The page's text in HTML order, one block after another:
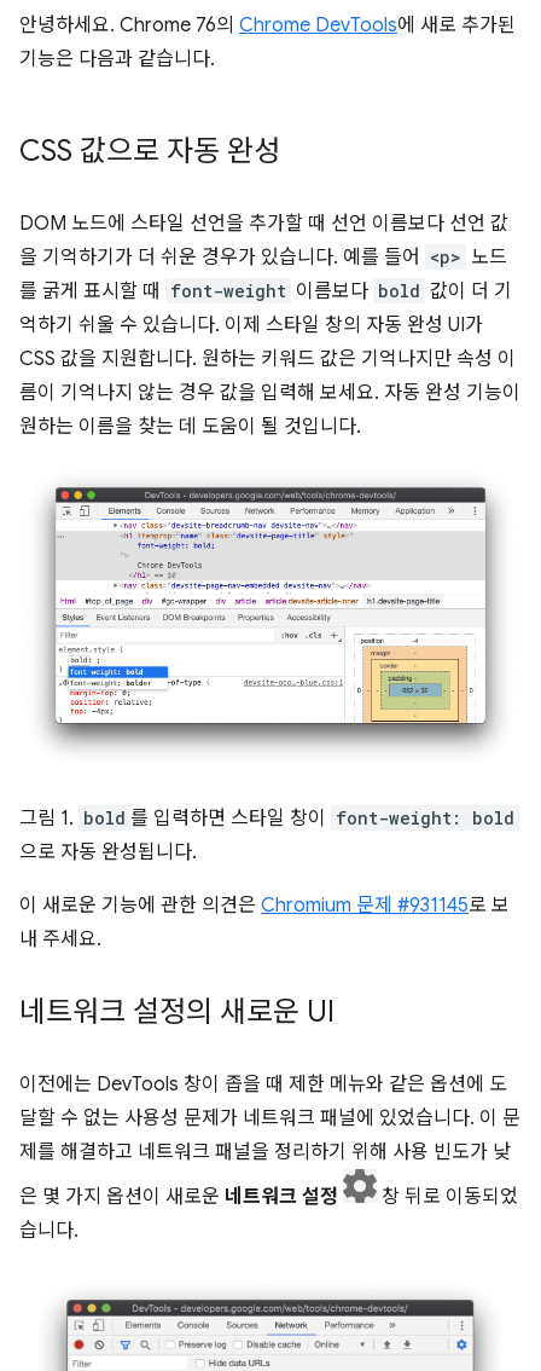
안녕하세요. Chrome 76의 Chrome DevTools에 새로 추가된
기능은 다음과 같습니다.
CSS 값으로 자동 완성
DOM 노드에 스타일 선언을 추가할 때 선언 이름보다 선언 값
을 기억하기가 더 쉬운 경우가 있습니다. 예를 들어
<p> 노드
를 굵게 표시할 때
font-weight 이름보다 bold 값이 더 기
억하기 쉬울 수 있습니다. 이제 스타일 창의 자동 완성 UI가
CSS 값을 지원합니다. 원하는 키워드 값은 기억나지만 속성 이
름이 기억나지 않는 경우 값을 입력해 보세요. 자동 완성 기능이
원하는 이름을 찾는 데 도움이 될 것입니다.
그림 1. bold 를 입력하면 스타일 창이 font-weight: bold
으로 자동 완성됩니다.
이 새로운 기능에 관한 의견은 Chromium 문제 #931145로 보
내 주세요.
네트워크 설정의 새로운 UI
이전에는 DevTools 창이 좁을 때 제한 메뉴와 같은 옵션에 도
달할 수 없는 사용성 문제가 네트워크 패널에 있었습니다. 이 문
제를 해결하고 네트워크 패널을 정리하기 위해 사용 빈도가 낮
은 몇 가지 옵션이 새로운 네트워크 설정
창 뒤로 이동되었
습니다.